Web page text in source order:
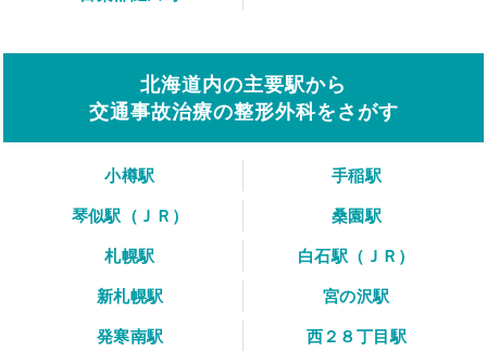
北海道内の主要駅から
交通事故治療の整形外科をさがす
小樽駅
手稲駅
琴似駅（ＪＲ）
桑園駅
札幌駅
白石駅（ＪＲ）
新札幌駅
宮の沢駅
発寒南駅
西２８丁目駅